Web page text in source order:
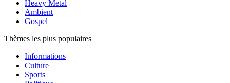
Heavy Metal
Ambient
Gospel
Thèmes les plus populaires
Informations
Culture
Sports